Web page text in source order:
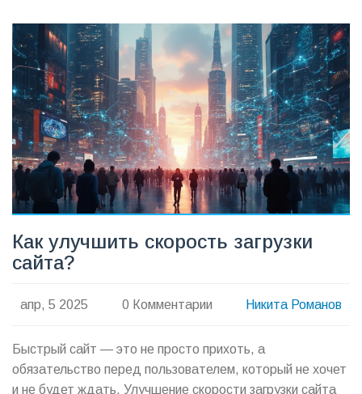
Как улучшить скорость загрузки
сайта?
апр, 5 2025 0 Комментарии Никита Романов
Быстрый сайт — это не просто прихоть, а
обязательство перед пользователем, который не хочет
и не будет ждать. Улучшение скорости загрузки сайта